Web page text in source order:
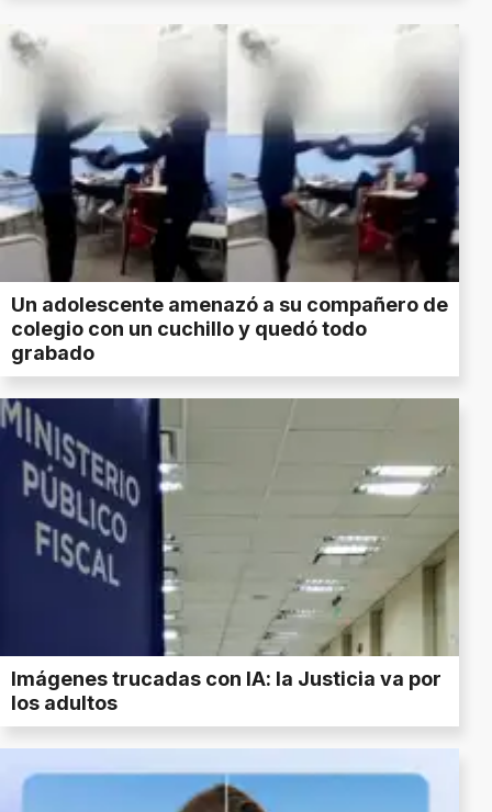
Un adolescente amenazó a su compañero de
colegio con un cuchillo y quedó todo
grabado
Imágenes trucadas con IA: la Justicia va por
los adultos